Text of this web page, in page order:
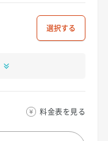
選択
料金表を見る